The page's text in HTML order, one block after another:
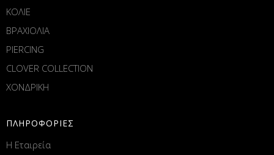
ΚΟΛΙΕ
ΒΡΑΧΙΟΛΙΑ
PIERCING
CLOVER COLLECTION
ΧΟΝΔΡΙΚΗ
ΠΛΗΡΟΦΟΡΙΕΣ
Η Εταιρεία